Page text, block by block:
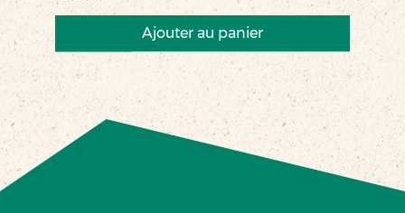
Ajouter au panier
Nouveau
Nouveau
Nouveau
Nouveau
Nouveau
Nouveau
Nouveau
Nouveauté
Nouveau
Nouveau
Commerce équitable
Nouveau